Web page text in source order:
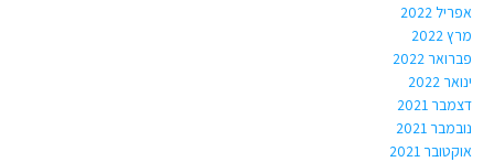
אפריל 2022
מרץ 2022
פברואר 2022
ינואר 2022
דצמבר 2021
נובמבר 2021
אוקטובר 2021